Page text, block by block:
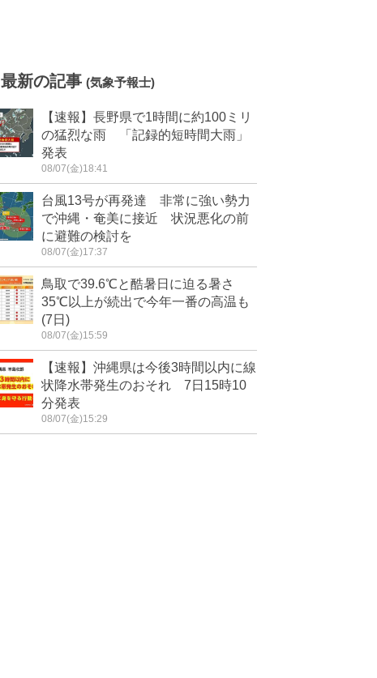
最新の記事 (気象予報士)
【速報】長野県で1時間に約100ミリ
の猛烈な雨 「記録的短時間大雨」
発表
08/07(金)18:41
台風13号が再発達 非常に強い勢力
で沖縄・奄美に接近 状況悪化の前
に避難の検討を
08/07(金)17:37
鳥取で39.6℃と酷暑日に迫る暑さ
35℃以上が続出で今年一番の高温も
(7日)
08/07(金)15:59
【速報】沖縄県は今後3時間以内に線
状降水帯発生のおそれ 7日15時10
分発表
08/07(金)15:29